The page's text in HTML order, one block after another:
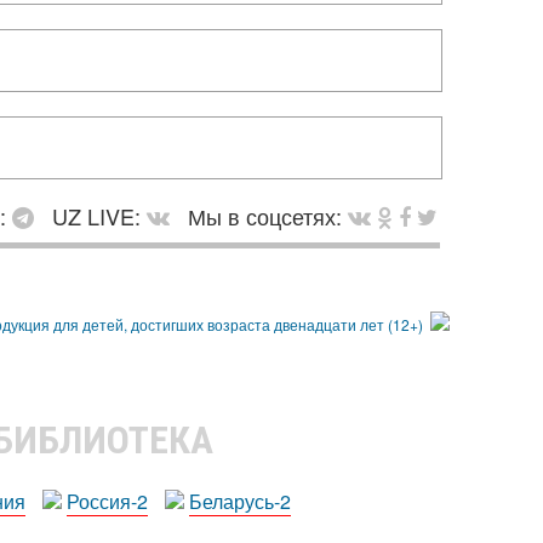
UZ LIVE:
Мы в соцсетях:
Россия-2
Беларусь-2